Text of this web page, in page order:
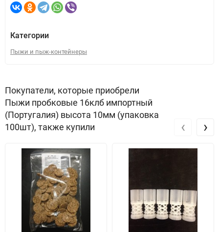
Категории
Пыжи и пыж-контейнеры
Покупатели, которые приобрели
Пыжи пробковые 16клб импортный
(Португалия) высота 10мм (упаковка
100шт), также купили
‹ ›